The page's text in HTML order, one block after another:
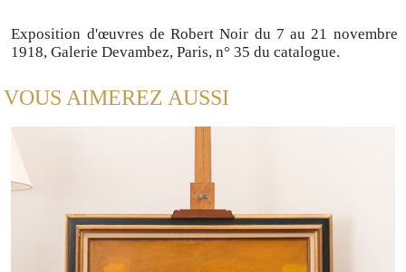
Exposition d'œuvres de Robert Noir du 7 au 21 novembre
1918, Galerie Devambez, Paris, n° 35 du catalogue.
VOUS AIMEREZ AUSSI